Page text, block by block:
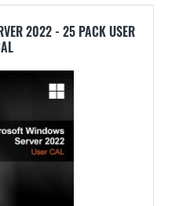
2022 - 25 PACK USER